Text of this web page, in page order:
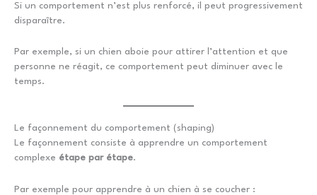
Si un comportement n’est plus renforcé, il peut progressivement
disparaître.
Par exemple, si un chien aboie pour attirer l’attention et que
personne ne réagit, ce comportement peut diminuer avec le
temps.
Le façonnement du comportement (shaping)
Le façonnement consiste à apprendre un comportement
complexe étape par étape.
Par exemple pour apprendre à un chien à se coucher :